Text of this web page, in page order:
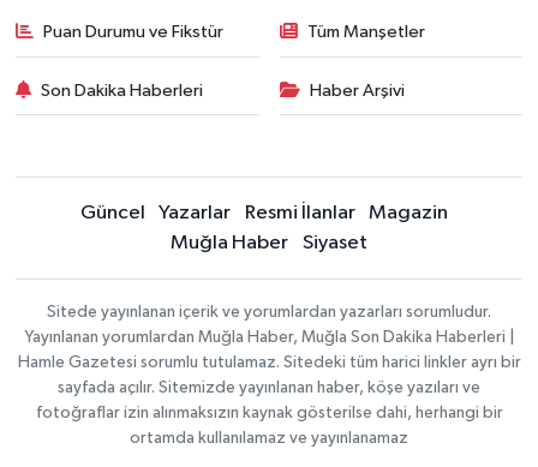
Puan Durumu ve Fikstür Tüm Manşetler
Son Dakika Haberleri Haber Arşivi
Güncel Yazarlar Resmi İlanlar
Magazin
Muğla Haber
Siyaset
Sitede yayınlanan içerik ve yorumlardan yazarları sorumludur.
Yayınlanan yorumlardan Muğla Haber, Muğla Son Dakika Haberleri |
Hamle Gazetesi sorumlu tutulamaz. Sitedeki tüm harici linkler ayrı bir
sayfada açılır. Sitemizde yayınlanan haber, köşe yazıları ve
fotoğraflar izin alınmaksızın kaynak gösterilse dahi, herhangi bir
ortamda kullanılamaz ve yayınlanamaz